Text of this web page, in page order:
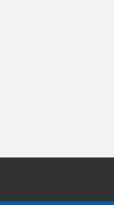
gynnwy